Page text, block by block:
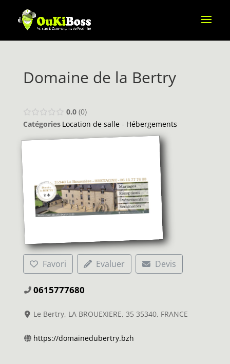
Domaine de la Bertry
0.0 0
Catégories Location de salle- Hébergements
Favori Evaluer Devis
0615777680
Le Bertry, LA BROUEXIERE, 35 35340, FRANCE
https://domainedubertry.bzh